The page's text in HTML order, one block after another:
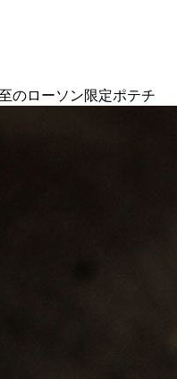
のローソン限定ポテチ